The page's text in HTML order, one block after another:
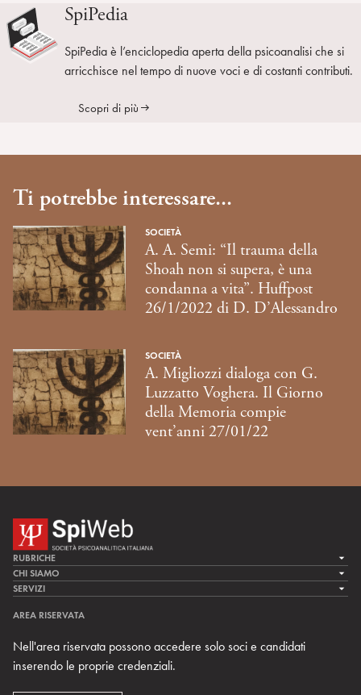
SpiPedia
SpiPedia è l’enciclopedia aperta della psicoanalisi che si
arricchisce nel tempo di nuove voci e di costanti contributi.
Scopri di più
Ti potrebbe interessare...
SOCIETÀ
A. A. Semi: “Il trauma della
Shoah non si supera, è una
condanna a vita”. Huffpost
26/1/2022 di D. D’Alessandro
SOCIETÀ
A. Migliozzi dialoga con G.
Luzzatto Voghera. Il Giorno
della Memoria compie
vent’anni 27/01/22
RUBRICHE
LA CURA
LA RICERCA
MULTIMEDIA
CHI SIAMO
LA SPI
TEAM DI SPIWEB
CONTATTI
RIVISTE
SERVIZI
ARCHIVIO STORICO
AREA RISERVATA
Nell'area riservata possono accedere solo soci e candidati
inserendo le proprie credenziali.